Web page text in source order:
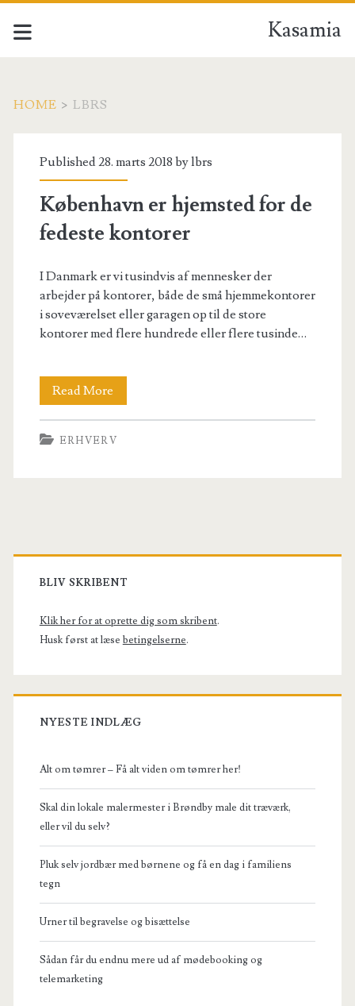
Kasamia
HOME > LBRS
Forfatter:
<span>lbrs</span>
Published 28. marts 2018 bylbrs
København er hjemsted for de
fedeste kontorer
I Danmark er vi tusindvis af mennesker der
arbejder på kontorer, både de små hjemmekontorer
i soveværelset eller garagen op til de store
kontorer med flere hundrede eller flere tusinde…
Read More
er
hjemsted
kontorer
ERHVERV
Primary
Sidebar
BLIV SKRIBENT
Klik her for at oprette dig som skribent.
Husk først at læse betingelserne.
NYESTE INDLÆG
Alt om tømrer – Få alt viden om tømrer her!
Skal din lokale malermester i Brøndby male dit træværk,
eller vil du selv?
Pluk selv jordbær med børnene og få en dag i familiens
tegn
Urner til begravelse og bisættelse
Sådan får du endnu mere ud af mødebooking og
telemarketing